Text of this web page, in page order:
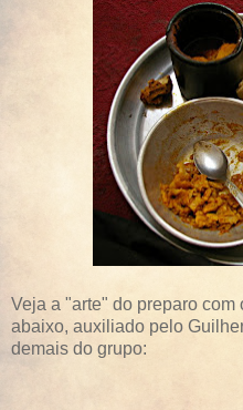
Veja a "arte" do preparo
abaixo, auxiliado pelo
demais do grupo: